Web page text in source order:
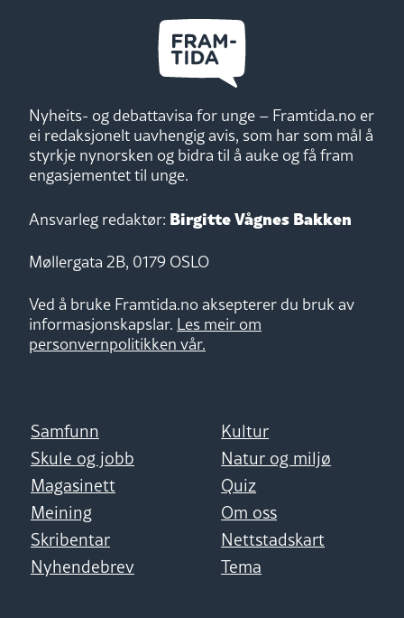
Nyheits- og debattavisa for unge – Framtida.no er
ei redaksjonelt uavhengig avis, som har som mål å
styrkje nynorsken og bidra til å auke og få fram
engasjementet til unge.
Ansvarleg redaktør: Birgitte Vågnes Bakken
Møllergata 2B, 0179 OSLO
Ved å bruke Framtida.no aksepterer du bruk av
informasjonskapslar. Les meir om
personvernpolitikken vår.
Samfunn
Kultur
Skule og jobb
Natur og miljø
Magasinett
Quiz
Meining
Om oss
Skribentar
Nettstadskart
Nyhendebrev
Tema